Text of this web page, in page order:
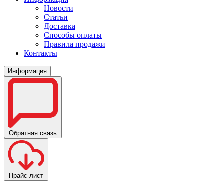
Новости
Статьи
Доставка
Способы оплаты
Правила продажи
Контакты
Информация
Обратная связь
Прайс-лист